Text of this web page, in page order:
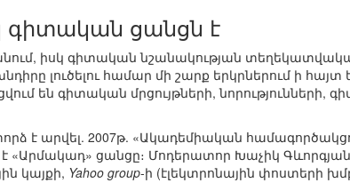
ցանցն է
իսկ գիտական նշանակության
լուծելու համար մի շարք երկրներում ի հայտ
են գիտական մրցույթների, նորությունների,
է արվել. 2007թ. «Ակադեմիական
ցանցը։ Մոդերատոր Խաչիկ
կայքի, Yahoo group-ի (էլեկտրոնային փոստերի